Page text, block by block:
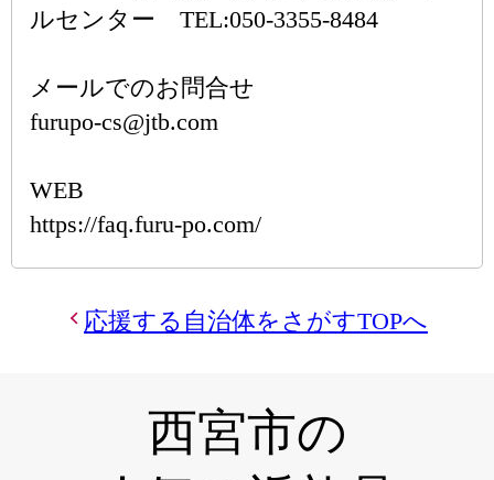
ルセンター TEL:050-3355-8484
メールでのお問合せ
furupo-cs@jtb.com
WEB
https://faq.furu-po.com/
応援する自治体をさがすTOPへ
西宮市の